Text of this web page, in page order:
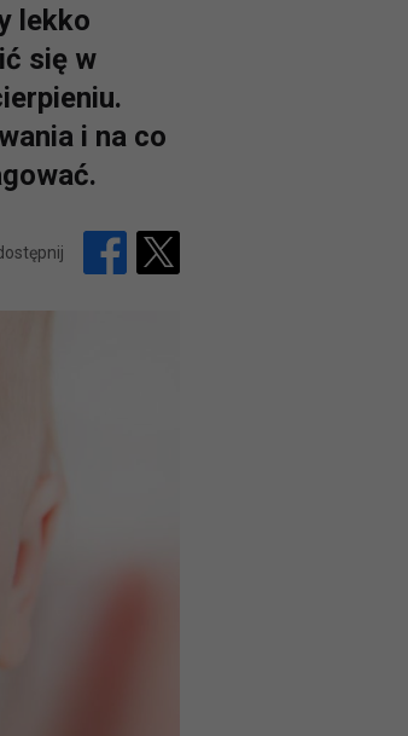
lekko
się w
i na co